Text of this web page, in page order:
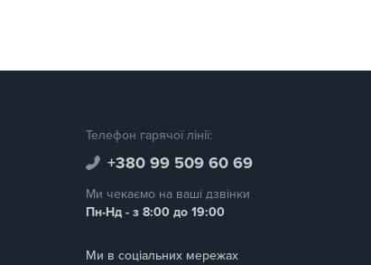
Телефон гарячої лінії:
+380 99 509 60 69
Ми чекаємо на ваші дзвінки
Пн-Нд - з 8:00 до 19:00
Ми в соціальних мережах